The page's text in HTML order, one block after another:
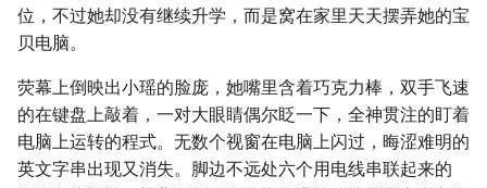
位，不过她却没有继续升学，而是窝在家里天天摆弄她的宝
贝电脑。
荧幕上倒映出小瑶的脸庞，她嘴里含着巧克力棒，双手飞速
的在键盘上敲着，一对大眼睛偶尔眨一下，全神贯注的盯着
电脑上运转的程式。无数个视窗在电脑上闪过，晦涩难明的
英文字串出现又消失。脚边不远处六个用电线串联起来的